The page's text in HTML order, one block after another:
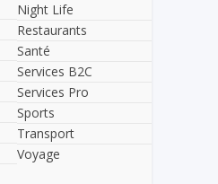
Night Life
Restaurants
Santé
Services B2C
Services Pro
Sports
Transport
Voyage